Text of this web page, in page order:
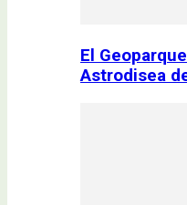
El
Astrodisea